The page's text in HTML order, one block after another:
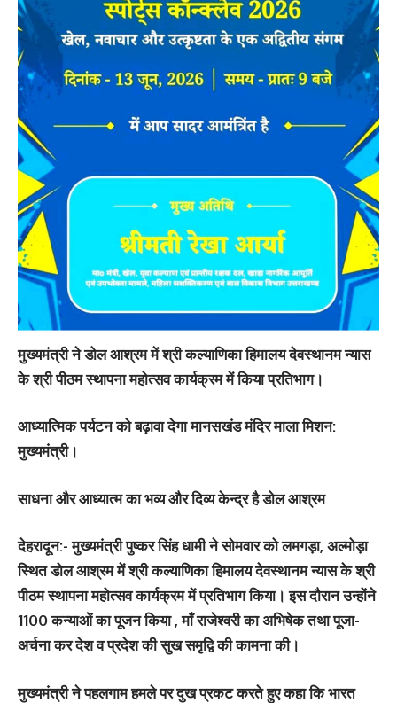
मुख्यमंत्री ने डोल आश्रम में श्री कल्याणिका हिमालय देवस्थानम न्यास
के श्री पीठम स्थापना महोत्सव कार्यक्रम में किया प्रतिभाग।
आध्यात्मिक पर्यटन को बढ़ावा देगा मानसखंड मंदिर माला मिशन:
मुख्यमंत्री।
साधना और आध्यात्म का भव्य और दिव्य केन्द्र है डोल आश्रम
देहरादून:-मुख्यमंत्री पुष्कर सिंह धामी ने सोमवार को लमगड़ा, अल्मोड़ा
स्थित डोल आश्रम में श्री कल्याणिका हिमालय देवस्थानम न्यास के श्री
पीठम स्थापना महोत्सव कार्यक्रम में प्रतिभाग किया। इस दौरान उन्होंने
1100 कन्याओं का पूजन किया , माँ राजेश्वरी का अभिषेक तथा पूजा-
अर्चना कर देश व प्रदेश की सुख समृद्वि की कामना की।
मुख्यमंत्री ने पहलगाम हमले पर दुख प्रकट करते हुए कहा कि भारत